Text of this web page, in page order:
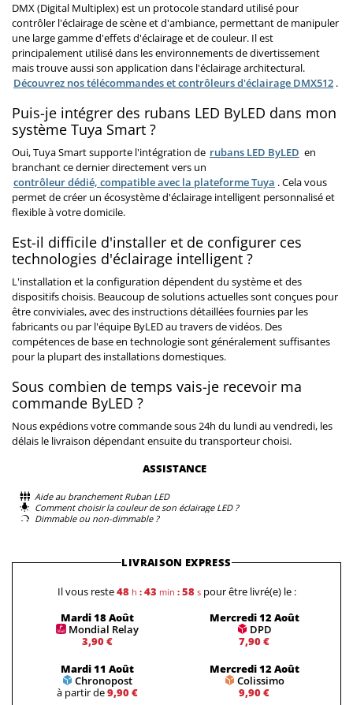
DMX (Digital Multiplex) est un protocole standard utilisé pour
contrôler l'éclairage de scène et d'ambiance, permettant de manipuler
une large gamme d'effets d'éclairage et de couleur. Il est
principalement utilisé dans les environnements de divertissement
mais trouve aussi son application dans l'éclairage architectural.
Découvrez nos télécommandes et contrôleurs d'éclairage DMX512 .
Puis-je intégrer des rubans LED ByLED dans mon
système Tuya Smart ?
Oui, Tuya Smart supporte l'intégration de rubans LED ByLED en
branchant ce dernier directement vers un
contrôleur dédié, compatible avec la plateforme Tuya . Cela vous
permet de créer un écosystème d'éclairage intelligent personnalisé et
flexible à votre domicile.
Est-il difficile d'installer et de configurer ces
technologies d'éclairage intelligent ?
L'installation et la configuration dépendent du système et des
dispositifs choisis. Beaucoup de solutions actuelles sont conçues pour
être conviviales, avec des instructions détaillées fournies par les
fabricants ou par l'équipe ByLED au travers de vidéos. Des
compétences de base en technologie sont généralement suffisantes
pour la plupart des installations domestiques.
Sous combien de temps vais-je recevoir ma
commande ByLED ?
Nous expédions votre commande sous 24h du lundi au vendredi, les
délais le livraison dépendant ensuite du transporteur choisi.
ASSISTANCE
Aide au branchement Ruban LED
Comment choisir la couleur de son éclairage LED ?
Dimmable ou non-dimmable ?
LIVRAISON EXPRESS
Il vous reste48h : 43 min : 57s pour être livré(e) le :
Mardi 18 Août
Mondial Relay
3,90 €
Mercredi 12 Août
DPD
7,90 €
Mardi 11 Août
Chronopost
à partir de9,90 €
Mercredi 12 Août
Colissimo
9,90 €